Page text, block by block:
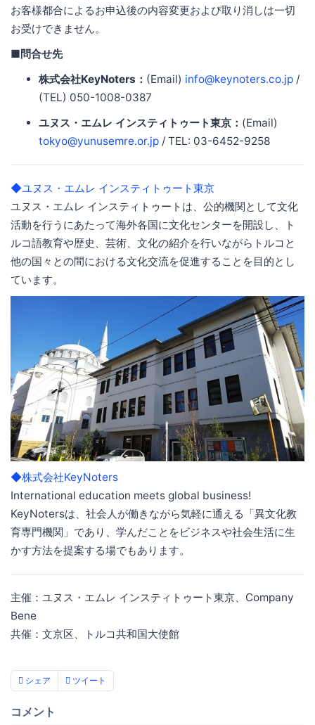
お客様都合によるお申込後の内容変更および取り消しは一切
お受けできません。
■問合せ先
株式会社KeyNoters： (Email) info@keynoters.co.jp /
(TEL) 050-1008-0387
ユヌス・エムレ インスティトゥート東京： (Email)
tokyo@yunusemre.or.jp / TEL: 03-6452-9258
◆ユヌス・エムレ インスティトゥート東京
ユヌス・エムレ インスティトゥートは、公的機関として文化
活動を行うにあたって海外各国に文化センターを開設し、ト
ルコ語教育や歴史、芸術、文化の紹介を行いながらトルコと
他の国々との間における文化交流を促進することを目的とし
ています。
◆株式会社KeyNoters
International education meets global business!
KeyNotersは、社会人が働きながら気軽に通える「異文化教
育専門機関」であり、学んだことをビジネスや社会生活に生
かす方法を提案する場でもあります。
主催：ユヌス・エムレ インスティトゥート東京、Company
Bene
共催：文京区、トルコ共和国大使館
シェア ツイート
コメント